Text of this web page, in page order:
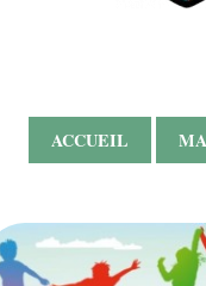
ACCUEIL